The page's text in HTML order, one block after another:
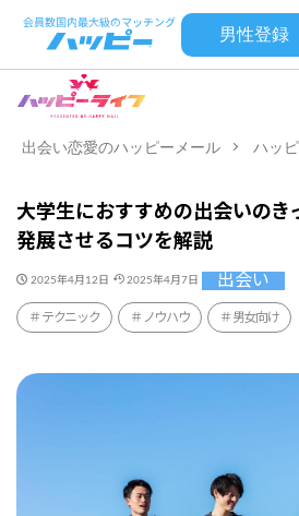
男性登録
出会い恋愛のハッピーメール ハッ
大学生におすすめの出会いのき
発展させるコツを解説
2025年4月12日 2025年4月7日 出会い
テクニック ノウハウ 男女向け